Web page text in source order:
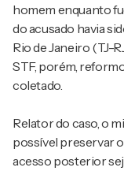
homem enquanto
do acusado havia
Rio de Janeiro (TJ-
STF, porém,
coletado.
Relator do caso, o
possível preservar
acesso posterior